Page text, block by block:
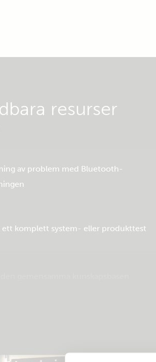
resurser
av problem med Bluetooth-
ett komplett system- eller produkttest